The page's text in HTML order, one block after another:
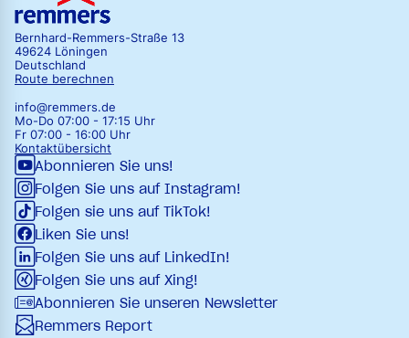
Bernhard-Remmers-Straße 13
49624 Löningen
Deutschland
Route berechnen
info@remmers.de
Mo-Do 07:00 - 17:15 Uhr
Fr 07:00 - 16:00 Uhr
Kontaktübersicht
Abonnieren Sie uns!
Folgen Sie uns auf Instagram!
Folgen sie uns auf TikTok!
Liken Sie uns!
Folgen Sie uns auf LinkedIn!
Folgen Sie uns auf Xing!
Abonnieren Sie unseren Newsletter
Remmers Report